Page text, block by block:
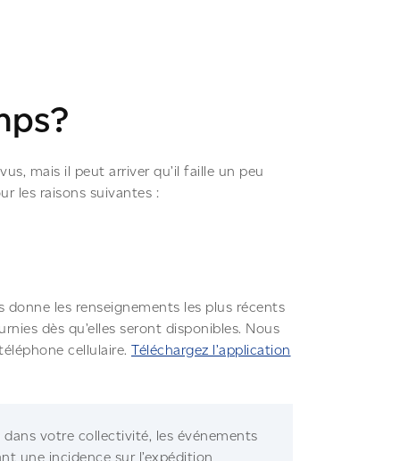
mais il peut arriver qu’il faille un peu
les raisons suivantes :
les renseignements les plus récents
dès qu’elles seront disponibles. Nous
cellulaire. Téléchargez l’application
votre collectivité, les événements
une incidence sur l’expédition